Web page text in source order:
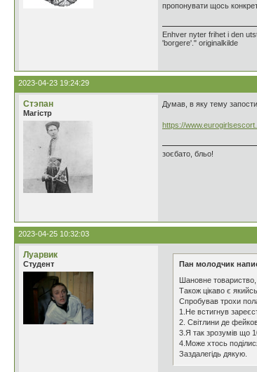
пропонувати щось
Enhver nyter frihet i den
'borgere'." originalkilde
2023-04-23 19:24:29
Стэпан
Магістр
Думав, в яку тему
https://
зоєбато, бльо!
2023-04-25 10:32:03
Луарвик
Студент
Пан молодчик
Шановне
Також цікаво є
Спробував трохи
1.Не встигнув
2. Світлини де
3.Я так зрозумів що
4.Може хтось
Заздалегідь дякую.